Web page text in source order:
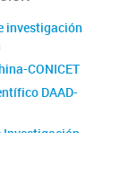
investigación
CONICET
DAAD-
Investigación